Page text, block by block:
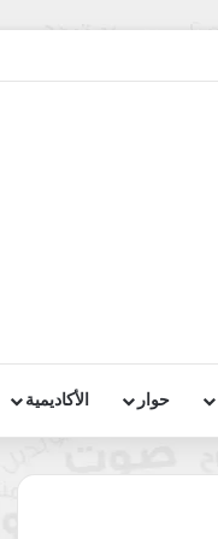
حوار الأكاديمية